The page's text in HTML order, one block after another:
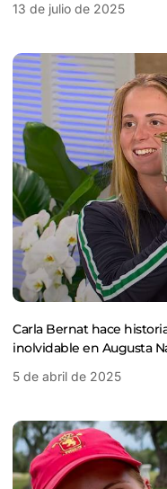
13 de julio de 2025
Carla Bernat hace
inolvidable en Augusta
5 de abril de 2025